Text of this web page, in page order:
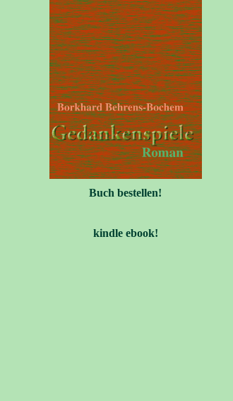
Buch bestellen!
kindle ebook!